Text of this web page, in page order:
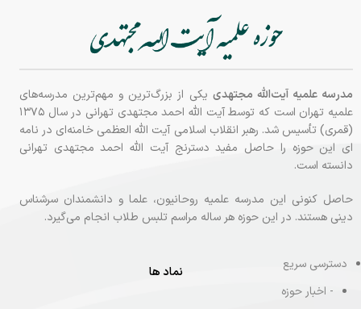
مدرسه علمیه آیت‌الله مجتهدی یکی از بزرگ‌ترین و مهم‌ترین مدرسه‌های
علمیه تهران است که توسط آیت الله احمد مجتهدی تهرانی در سال ۱۳۷۵
(قمری) تأسیس شد. رهبر انقلاب اسلامی آیت الله العظمی خامنه‌ای در نامه‌
ای این حوزه را حاصل مفید دسترنج آیت الله احمد مجتهدی تهرانی
دانسته‌ است.
حاصل کنونی این مدرسه علمیه روحانیون، علما و دانشمندان سرشناس
دینی هستند. در این حوزه هر ساله مراسم تلبس طلاب انجام می‌گیرد.
دسترسی سریع
- اخبار حوزه
نماد ها